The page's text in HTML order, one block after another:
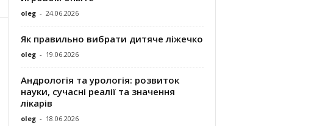
oleg - 24.06.2026
Як правильно вибрати дитяче ліжечко
oleg - 19.06.2026
Андрологія та урологія: розвиток
науки, сучасні реалії та значення
лікарів
oleg - 18.06.2026